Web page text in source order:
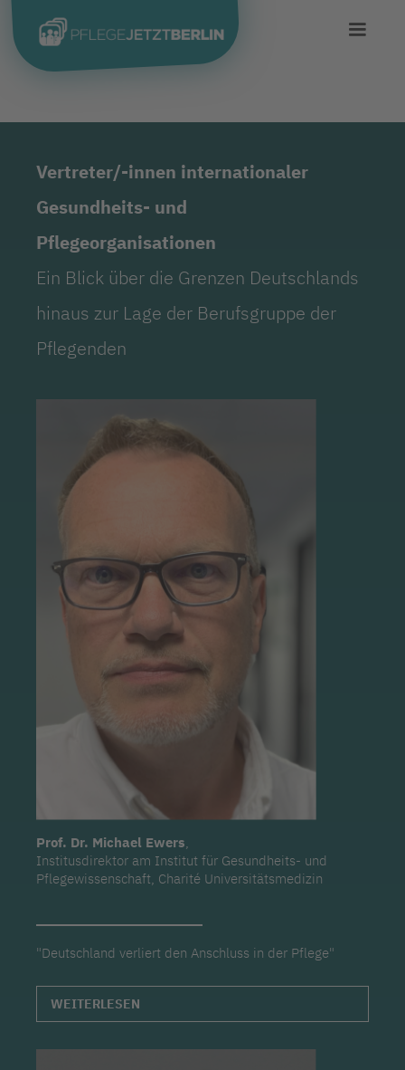
Vertreter/-innen internationaler
Gesundheits- und
Pflegeorganisationen
Ein Blick über die Grenzen Deutschlands
hinaus zur Lage der Berufsgruppe der
Pflegenden
Prof. Dr. Michael Ewers,
Institusdirektor am Institut für Gesundheits- und
Pflegewissenschaft, Charité Universitätsmedizin
"Deutschland verliert den Anschluss in der Pflege"
WEITERLESEN